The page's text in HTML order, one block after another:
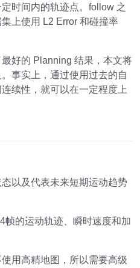
时间内的轨迹点。follow 之
上使用 L2 Error 和碰撞率
好的 Planning 结果，本文将
事实上，通过使用过去的自
续性，就可以在一定程度上
以及代表未来短期运动趋势
帧的运动轨迹、瞬时速度和加
使用高精地图，所以需要高级